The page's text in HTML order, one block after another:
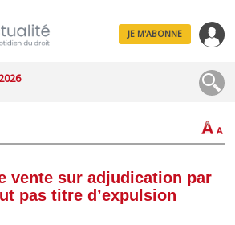
JE M'ABONNE
vente sur adjudication par
pas titre d’expulsion